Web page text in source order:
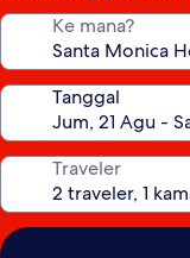
Ke mana?
Tanggal
Traveler